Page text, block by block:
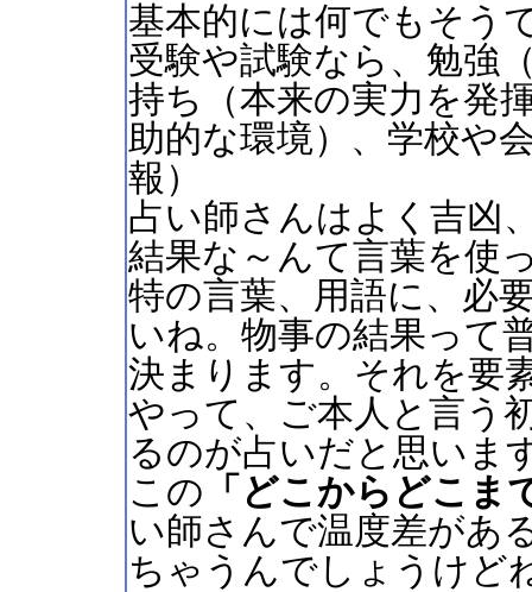
基本的には何でもそう
受験や試験なら、勉強
持ち（本来の実力を発
助的な環境）、学校や
報）
占い師さんはよく吉凶
結果な～んて言葉を使
特の言葉、用語に、必
いね。物事の結果って
決まります。それを要
やって、ご本人と言う
るのが占いだと思いま
この 「どこからどこま
い師さんで温度差があ
ちゃうんでしょうけど